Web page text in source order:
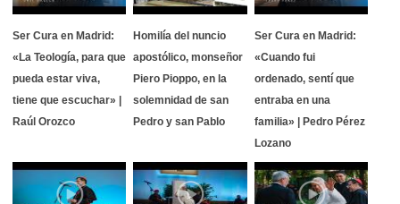
Ser Cura en Madrid:
«La Teología, para que
pueda estar viva,
tiene que escuchar» |
Raúl Orozco
Homilía del nuncio
apostólico, monseñor
Piero Pioppo, en la
solemnidad de san
Pedro y san Pablo
Ser Cura en Madrid:
«Cuando fui
ordenado, sentí que
entraba en una
familia» | Pedro Pérez
Lozano